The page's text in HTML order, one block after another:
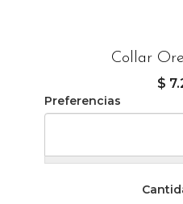
Collar
$
Preferencias